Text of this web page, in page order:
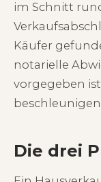
im Schnitt
Käufer
notarielle
vorgegeben
beschleunigen
Die drei